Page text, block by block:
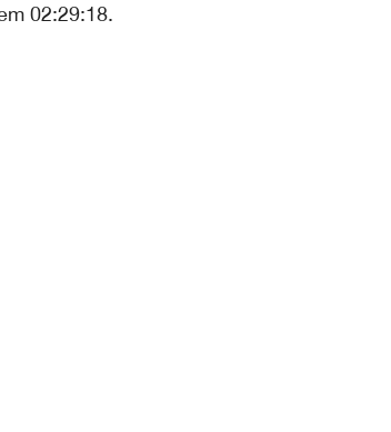
02:29:18.